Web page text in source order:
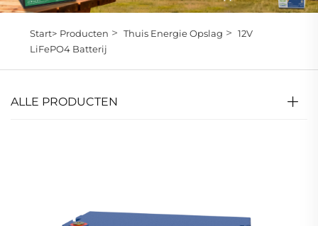
Start> Producten > Thuis Energie Opslag > 12V
LiFePO4 Batterij
ALLE PRODUCTEN